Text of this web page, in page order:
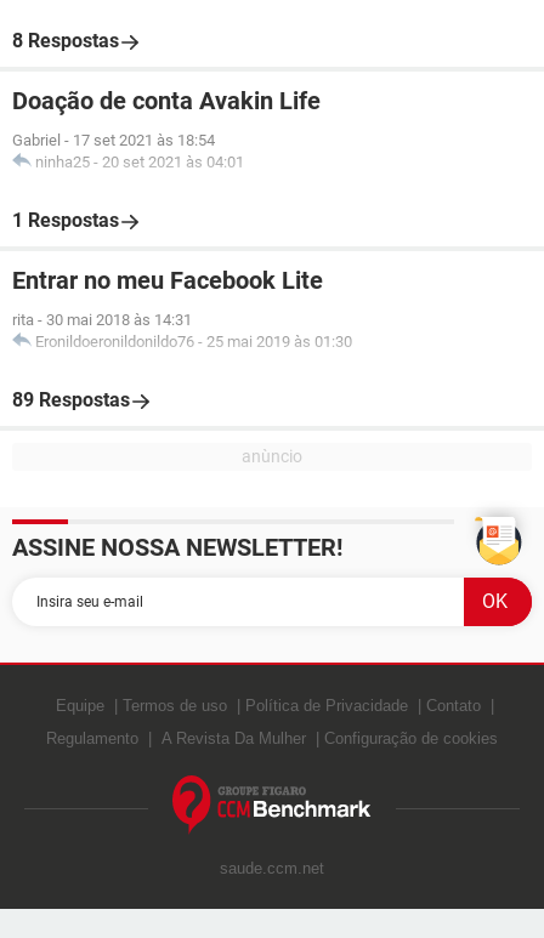
8 Respostas
Doação de conta Avakin Life
Gabriel - 17 set 2021 às 18:54
ninha25 - 20 set 2021 às 04:01
1 Respostas
Entrar no meu Facebook Lite
rita - 30 mai 2018 às 14:31
Eronildoeronildonildo76 - 25 mai 2019 às 01:30
89 Respostas
ASSINE NOSSA NEWSLETTER!
Equipe Termos de uso Política de Privacidade
Contato
Regulamento
A Revista Da Mulher Configuração de cookies
saude.ccm.net